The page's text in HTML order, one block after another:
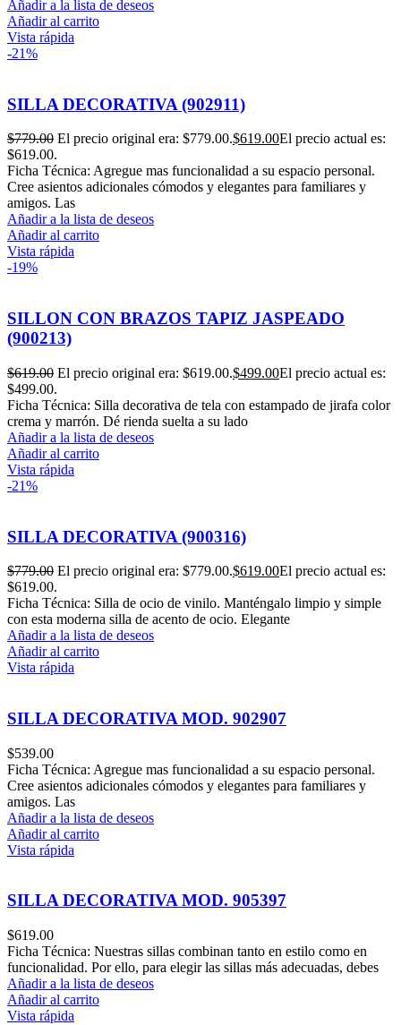
Añadir a la lista de deseos
Añadir al carrito
Vista rápida
-21%
SILLA DECORATIVA (902911)
$779.00 El precio original era: $779.00.$619.00El precio actual es:
$619.00.
Ficha Técnica: Agregue mas funcionalidad a su espacio personal.
Cree asientos adicionales cómodos y elegantes para familiares y
amigos. Las
Añadir a la lista de deseos
Añadir al carrito
Vista rápida
-19%
SILLON CON BRAZOS TAPIZ JASPEADO
(900213)
$619.00 El precio original era: $619.00.$499.00El precio actual es:
$499.00.
Ficha Técnica: Silla decorativa de tela con estampado de jirafa color
crema y marrón. Dé rienda suelta a su lado
Añadir a la lista de deseos
Añadir al carrito
Vista rápida
-21%
SILLA DECORATIVA (900316)
$779.00 El precio original era: $779.00.$619.00El precio actual es:
$619.00.
Ficha Técnica: Silla de ocio de vinilo. Manténgalo limpio y simple
con esta moderna silla de acento de ocio. Elegante
Añadir a la lista de deseos
Añadir al carrito
Vista rápida
SILLA DECORATIVA MOD. 902907
$539.00
Ficha Técnica: Agregue mas funcionalidad a su espacio personal.
Cree asientos adicionales cómodos y elegantes para familiares y
amigos. Las
Añadir a la lista de deseos
Añadir al carrito
Vista rápida
SILLA DECORATIVA MOD. 905397
$619.00
Ficha Técnica: Nuestras sillas combinan tanto en estilo como en
funcionalidad. Por ello, para elegir las sillas más adecuadas, debes
Añadir a la lista de deseos
Añadir al carrito
Vista rápida